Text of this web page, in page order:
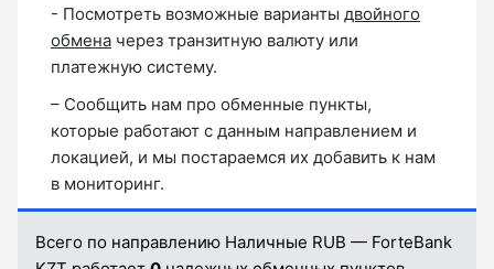
- Посмотреть возможные варианты двойного
обмена через транзитную валюту или
платежную систему.
– Сообщить нам про обменные пункты,
которые работают с данным направлением и
локацией, и мы постараемся их добавить к нам
в мониторинг.
Всего по направлению Наличные RUB — ForteBank